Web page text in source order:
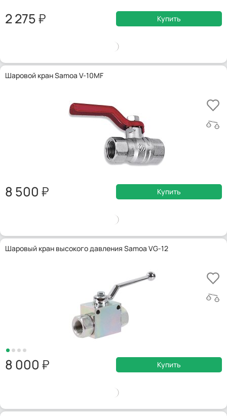
2 275 Купить
Шаровой кран Samoa V-10MF
8 500 Купить
Шаровый кран высокого давления Samoa VG-12
8 000 Купить